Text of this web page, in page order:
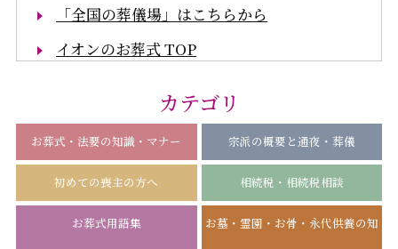
「全国の葬儀場」はこちらから
イオンのお葬式 TOP
カテゴリ
お葬式・法要の知識・マナー 宗派の概要と通夜・葬儀
初めての喪主の方へ 相続税・相続税相談
お葬式用語集 お墓・霊園・お骨・永代供養の知